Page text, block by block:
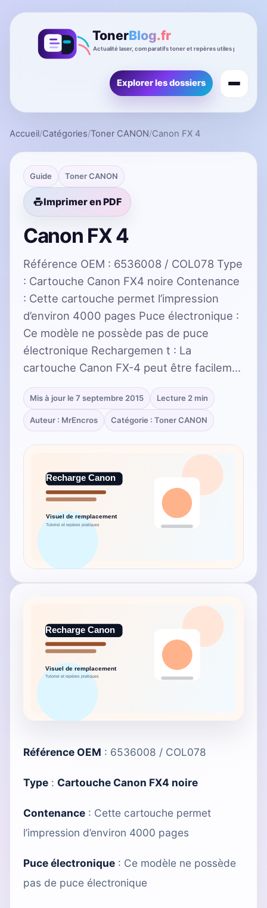
Explorer les dossiers
Accueil/Catégories/Toner CANON/Canon FX 4
Guide Toner CANON
Imprimer en PDF
Canon FX 4
Référence OEM : 6536008 / COL078 Type
: Cartouche Canon FX4 noire Contenance
: Cette cartouche permet l’impression
d’environ 4000 pages Puce électronique :
Ce modèle ne possède pas de puce
électronique Rechargemen t : La
cartouche Canon FX-4 peut être facilem…
Mis à jour le 7 septembre 2015 Lecture 2 min
Auteur : MrEncros Catégorie : Toner CANON
Référence OEM : 6536008 / COL078
Type : Cartouche Canon FX4 noire
Contenance : Cette cartouche permet
l’impression d’environ 4000 pages
Puce électronique : Ce modèle ne possède
pas de puce électronique